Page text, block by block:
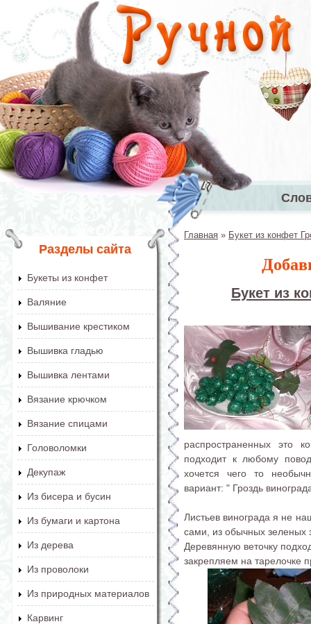
Перейти к основному содержанию
Главное
Разделы сайта
Букеты из конфет
Валяние
Вышивание крестиком
Вышивка гладью
Вышивка лентами
Вязание крючком
Вязание спицами
Головоломки
Декупаж
Из бисера и бусин
Из бумаги и картона
Из дерева
Из проволоки
Из природных материалов
Карвинг
Главная » Букет из конфет
Букет из
распространенных это
подходит к любому
хочется чего то
вариант: " Гроздь
Листьев винограда я не
сами, из обычных зеленых
Деревянную веточку
закрепляем на тарелочке